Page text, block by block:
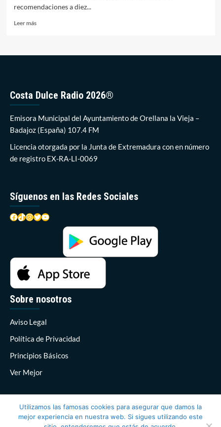
recomendaciones a diez...
Leer másLeer
de
la
Bandera
en
región
Costa Dulce Radio 2026®
Emisora Municipal del Ayuntamiento de Orellana la Vieja –
Badajoz (España) 107.4 FM
Licencia otorgada por la Junta de Extremadura con en número
de registro EX-RA-LI-0069
Síguenos en las Redes Sociales
Facebook
TikTok
Instagram
Twitter
YouTube
Sobre nosotros
Aviso Legal
Política de Privacidad
Principios Básicos
Ver Mejor
Utilizamos las famosas cookies para asegurar que damos la
mejor experiencia en nuestra web. Si sigues utilizando este